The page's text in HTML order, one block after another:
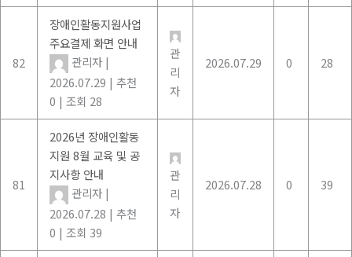
82
장애인활동지원사업
주요결제 화면 안내
관리자 |
2026.07.29 | 추천
0 | 조회 28
관
리
자
2026.07.29 0 28
81
2026년 장애인활동
지원 8월 교육 및 공
지사항 안내
관리자 |
2026.07.28 | 추천
0 | 조회 39
관
리
자
2026.07.28 0 39